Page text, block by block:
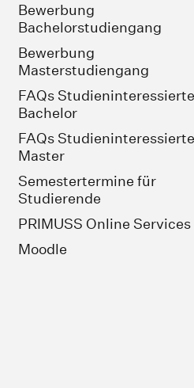
Bewerbung
Bachelorstudiengang
Bewerbung
Masterstudiengang
FAQs Studieninteressierte
Bachelor
FAQs Studieninteressierte
Master
Semestertermine für
Studierende
PRIMUSS Online Services
Moodle